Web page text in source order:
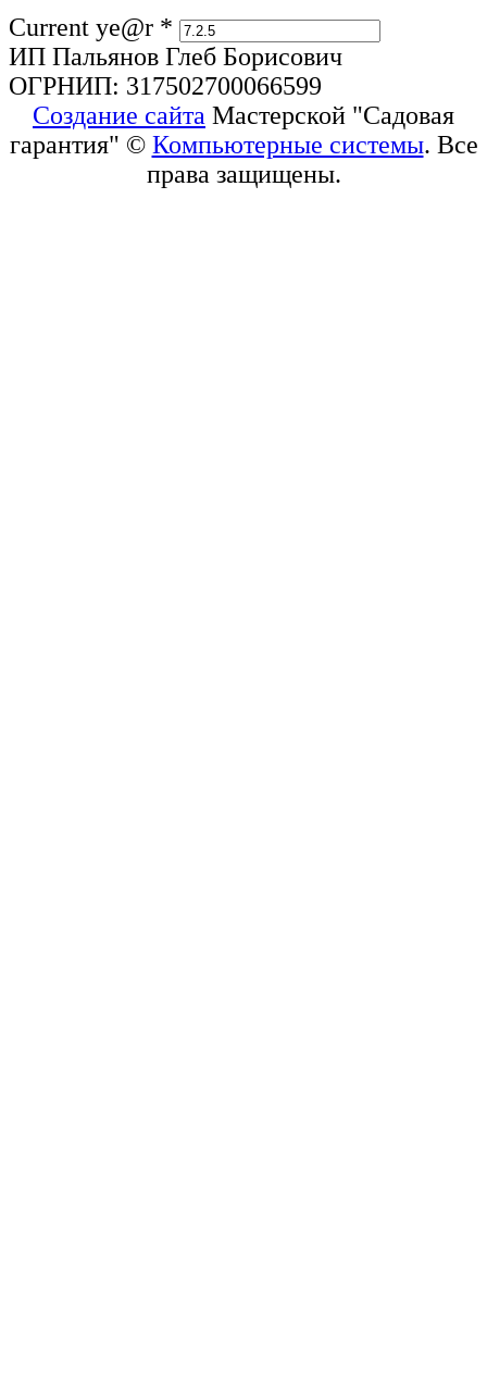
Current ye@r *
ИП Пальянов Глеб Борисович
ОГРНИП: 317502700066599
Создание сайта Мастерской "Садовая
гарантия" © Компьютерные системы. Все
права защищены.